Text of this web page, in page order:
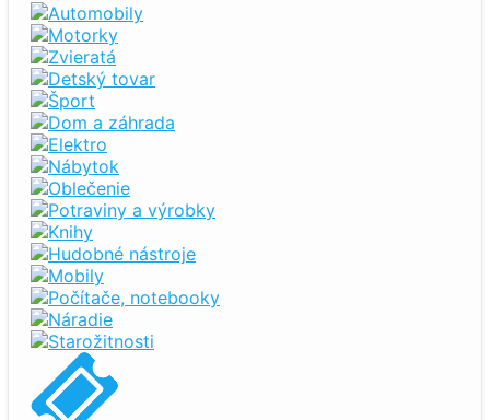
Automobily
Motorky
Zvieratá
Detský tovar
Šport
Dom a záhrada
Elektro
Nábytok
Oblečenie
Potraviny a výrobky
Knihy
Hudobné nástroje
Mobily
Počítače, notebooky
Náradie
Starožitnosti